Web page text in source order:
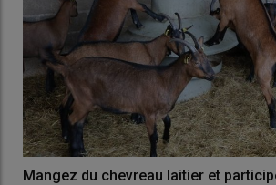
Mangez du chevreau laitier et